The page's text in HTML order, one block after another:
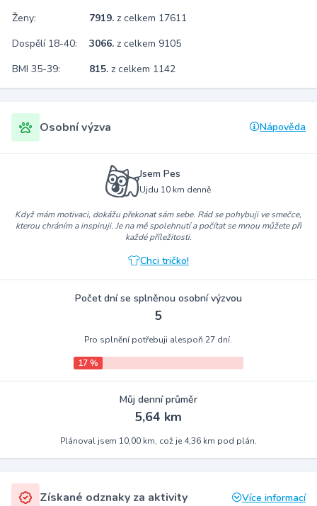
Ženy:
7919. z celkem 17611
Dospělí 18-40:
3066. z celkem 9105
BMI 35-39:
815. z celkem 1142
Osobní výzva Nápověda
Jsem Pes
Ujdu 10 km denně
Když mám motivaci, dokážu překonat sám sebe. Rád se pohybuji ve smečce,
kterou chráním a inspiruji. Je na mě spolehnutí a počítat se mnou můžete při
každé příležitosti.
Chci tričko!
Počet dní se splněnou osobní výzvou
5
Pro splnění potřebuji alespoň 27 dní.
17 %
Můj denní průměr
5,64 km
Plánoval jsem 10,00 km, což je 4,36 km pod plán.
Získané odznaky za aktivity Více informací